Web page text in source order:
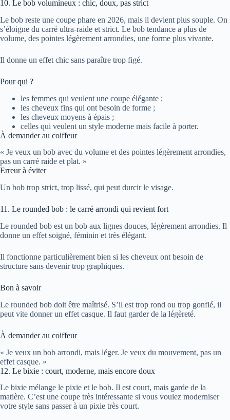
10. Le bob volumineux : chic, doux, pas strict
Le bob reste une coupe phare en 2026, mais il devient plus souple. On
s’éloigne du carré ultra-raide et strict. Le bob tendance a plus de
volume, des pointes légèrement arrondies, une forme plus vivante.
Il donne un effet chic sans paraître trop figé.
Pour qui ?
les femmes qui veulent une coupe élégante ;
les cheveux fins qui ont besoin de forme ;
les cheveux moyens à épais ;
celles qui veulent un style moderne mais facile à porter.
À demander au coiffeur
« Je veux un bob avec du volume et des pointes légèrement arrondies,
pas un carré raide et plat. »
Erreur à éviter
Un bob trop strict, trop lissé, qui peut durcir le visage.
11. Le rounded bob : le carré arrondi qui revient fort
Le rounded bob est un bob aux lignes douces, légèrement arrondies. Il
donne un effet soigné, féminin et très élégant.
Il fonctionne particulièrement bien si les cheveux ont besoin de
structure sans devenir trop graphiques.
Bon à savoir
Le rounded bob doit être maîtrisé. S’il est trop rond ou trop gonflé, il
peut vite donner un effet casque. Il faut garder de la légèreté.
À demander au coiffeur
« Je veux un bob arrondi, mais léger. Je veux du mouvement, pas un
effet casque. »
12. Le bixie : court, moderne, mais encore doux
Le bixie mélange le pixie et le bob. Il est court, mais garde de la
matière. C’est une coupe très intéressante si vous voulez moderniser
votre style sans passer à un pixie très court.